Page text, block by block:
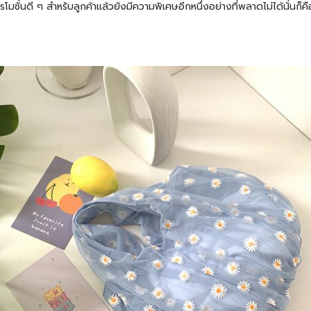
โมชั่นดี ๆ สำหรับลูกค้าแล้วยังมีความพิเศษอีกหนึ่งอย่างที่พลาดไม่ได้นั่นก็คื